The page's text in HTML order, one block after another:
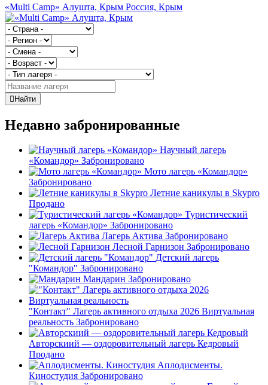
«Multi Camp» Алушта, Крым Россия, Крым
Найти
Недавно забронированные
Научный лагерь
«Командор» Забронировано
Мото лагерь «Командор»
Забронировано
Летние каникулы в Skypro
Продано
Туристический
лагерь «Командор» Забронировано
Лагерь Актива Забронировано
Лесной Гарнизон Забронировано
Детский лагерь
"Командор" Забронировано
Мандарин Забронировано
"Контакт" Лагерь активного отдыха 2026 Виртуальная
реальность Забронировано
Авторскиий — оздоровительный лагерь Кедровый
Продано
Аплодисменты.
Киностудия Забронировано